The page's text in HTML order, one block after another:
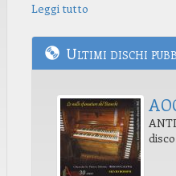
Leggi tutto
Ultimi dischi